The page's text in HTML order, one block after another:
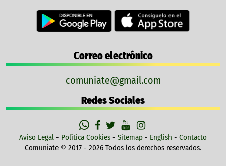
Correo electrónico
comuniate@gmail.com
Redes Sociales
Aviso Legal - Política Cookies - Sitemap - English - Contacto
Comuniate © 2017 - 2026 Todos los derechos reservados.